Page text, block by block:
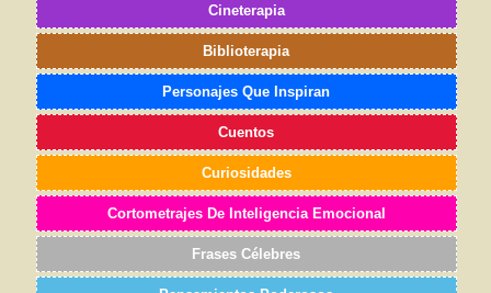
Cineterapia
Biblioterapia
Personajes Que Inspiran
Cuentos
Curiosidades
Cortometrajes De Inteligencia Emocional
Frases Célebres